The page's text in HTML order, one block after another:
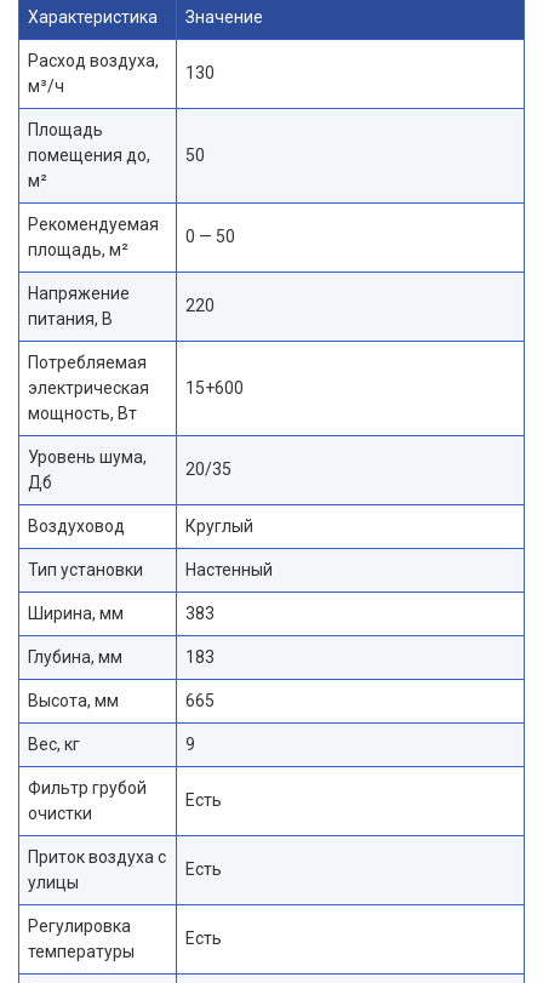
Характеристика Значение
Расход воздуха,
м³/ч
130
Площадь
помещения до,
м²
50
Рекомендуемая
площадь, м²
0 — 50
Напряжение
питания, В
220
Потребляемая
электрическая
мощность, Вт
15+600
Уровень шума,
Дб
20/35
Воздуховод Круглый
Тип установки Настенный
Ширина, мм 383
Глубина, мм 183
Высота, мм 665
Вес, кг 9
Фильтр грубой
очистки
Есть
Приток воздуха с
улицы
Есть
Регулировка
температуры
Есть